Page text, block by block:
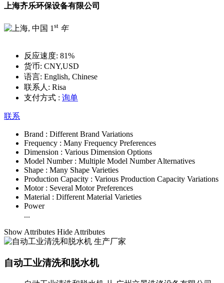
上海齐乐环保设备有限公司
1 st 年
反应速度: 81%
货币: CNY,USD
语言: English, Chinese
联系人: Risa
支付方式 : 询单
联系
Brand : Different Brand Variations
Frequency : Many Frequency Preferences
Dimension : Various Dimension Options
Model Number : Multiple Model Number Alternatives
Shape : Many Shape Varieties
Production Capacity : Various Production Capacity Variations
Motor : Several Motor Preferences
Material : Different Material Varieties
Power
...
Show Attributes Hide Attributes
自动工业清洗和脱水机